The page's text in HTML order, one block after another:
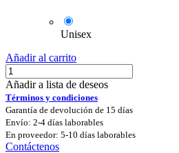
Unisex
Añadir al carrito
Añadir a lista de deseos
Términos y condiciones
Garantía de devolución de 15 días
Envío: 2-4 días laborables
En proveedor: 5-10 días laborables
Contáctenos